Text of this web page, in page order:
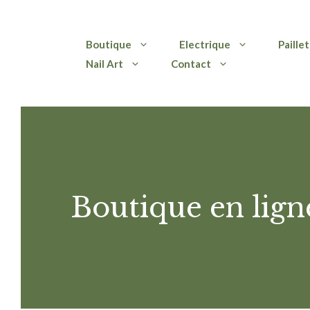
Boutique Electrique
Nail Art
Contact
Boutique en